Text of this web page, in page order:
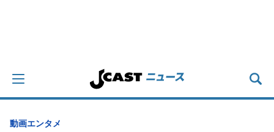
動画エンタメ